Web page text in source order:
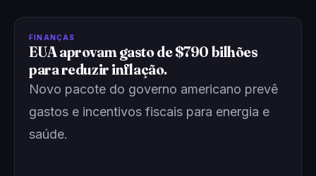
FINANÇAS
EUA aprovam gasto de $790 bilhões
para reduzir inflação.
Novo pacote do governo americano prevê
gastos e incentivos fiscais para energia e
saúde.